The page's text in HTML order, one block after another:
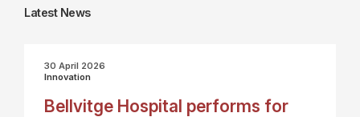
Latest News
30 April 2026
Innovation
Bellvitge Hospital performs for